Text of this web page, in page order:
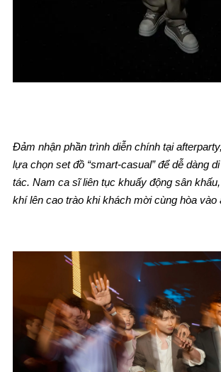
Đảm nhận phần trình diễn chính tại
lựa chọn set đồ “smart-casual” để dễ dàng
tác. Nam ca sĩ liên tục khuấy động sân
khí lên cao trào khi khách mời cùng hòa vào